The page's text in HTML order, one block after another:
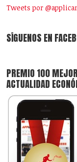
Tweets por
SÍGUENOS EN
PREMIO 100
ACTUALIDAD